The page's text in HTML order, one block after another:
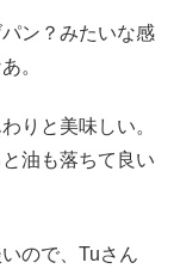
ン？みたいな感
。
りと美味しい。
油も落ちて良い
ので、Tuさん